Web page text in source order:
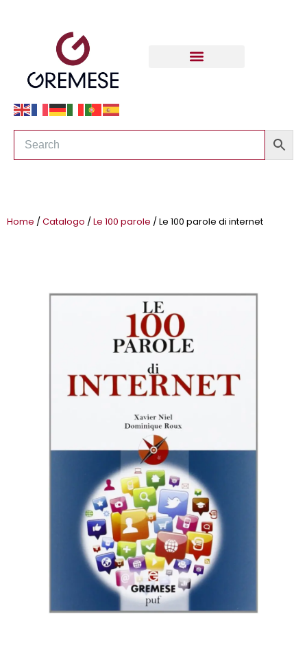
Home /Catalogo /Le 100 parole / Le 100 parole di internet